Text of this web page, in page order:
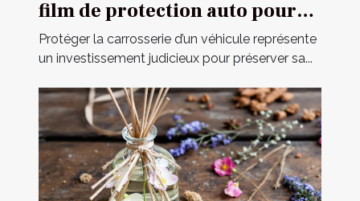
film de protection auto pour
votre véhicule ?
Protéger la carrosserie d’un véhicule représente
un investissement judicieux pour préserver sa...